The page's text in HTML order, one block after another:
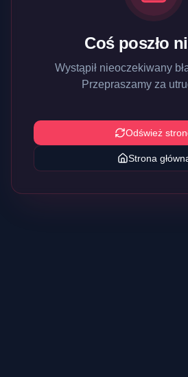
Coś poszło
Wystąpił nieoczekiwany
Przepraszamy za
Odśwież
Strona